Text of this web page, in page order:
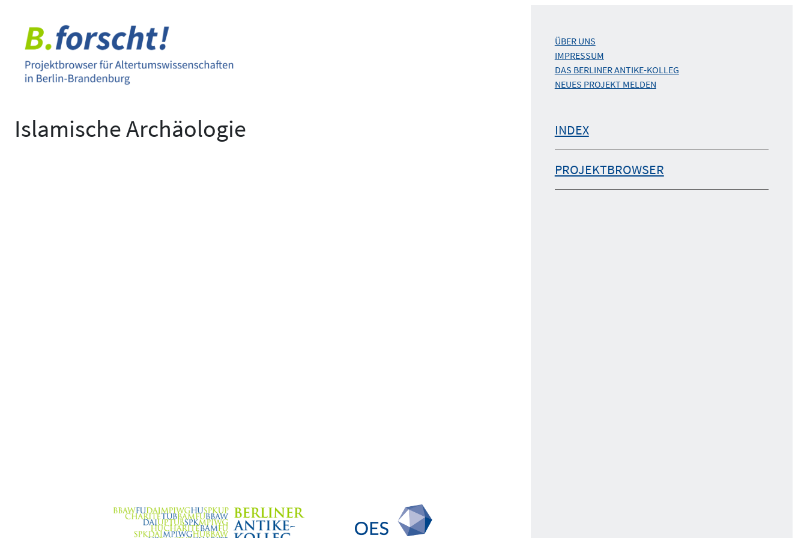
springen
Islamische Archäologie
ÜBER UNS
IMPRESSUM
DAS BERLINER ANTIKE-KOLLEG
NEUES PROJEKT MELDEN
INDEX
PROJEKTBROWSER